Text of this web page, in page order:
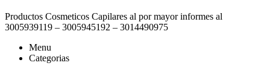
Productos Cosmeticos Capilares al por mayor informes al
3005939119 – 3005945192 – 3014490975
Menu
Categorias